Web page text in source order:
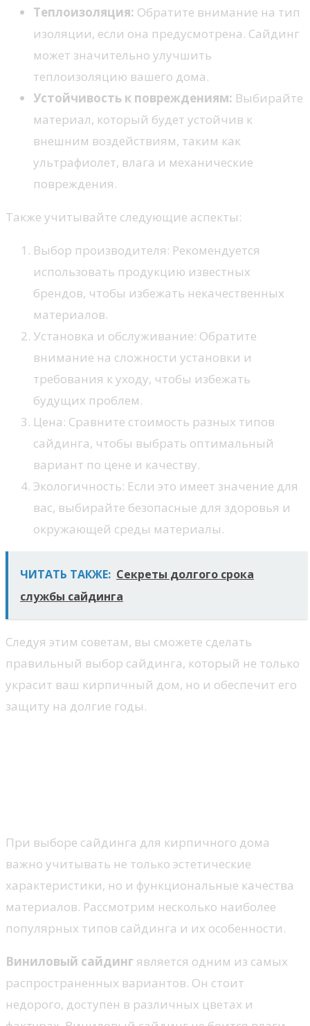
Теплоизоляция: Обратите внимание на тип
изоляции, если она предусмотрена. Сайдинг
может значительно улучшить
теплоизоляцию вашего дома.
Устойчивость к повреждениям: Выбирайте
материал, который будет устойчив к
внешним воздействиям, таким как
ультрафиолет, влага и механические
повреждения.
Также учитывайте следующие аспекты:
Выбор производителя: Рекомендуется
использовать продукцию известных
брендов, чтобы избежать некачественных
материалов.
Установка и обслуживание: Обратите
внимание на сложности установки и
требования к уходу, чтобы избежать
будущих проблем.
Цена: Сравните стоимость разных типов
сайдинга, чтобы выбрать оптимальный
вариант по цене и качеству.
Экологичность: Если это имеет значение для
вас, выбирайте безопасные для здоровья и
окружающей среды материалы.
ЧИТАТЬ ТАКЖЕ: Секреты долгого срока
службы сайдинга
Следуя этим советам, вы сможете сделать
правильный выбор сайдинга, который не только
украсит ваш кирпичный дом, но и обеспечит его
защиту на долгие годы.
При выборе сайдинга для кирпичного дома
важно учитывать не только эстетические
характеристики, но и функциональные качества
материалов. Рассмотрим несколько наиболее
популярных типов сайдинга и их особенности.
Виниловый сайдинг является одним из самых
распространенных вариантов. Он стоит
недорого, доступен в различных цветах и